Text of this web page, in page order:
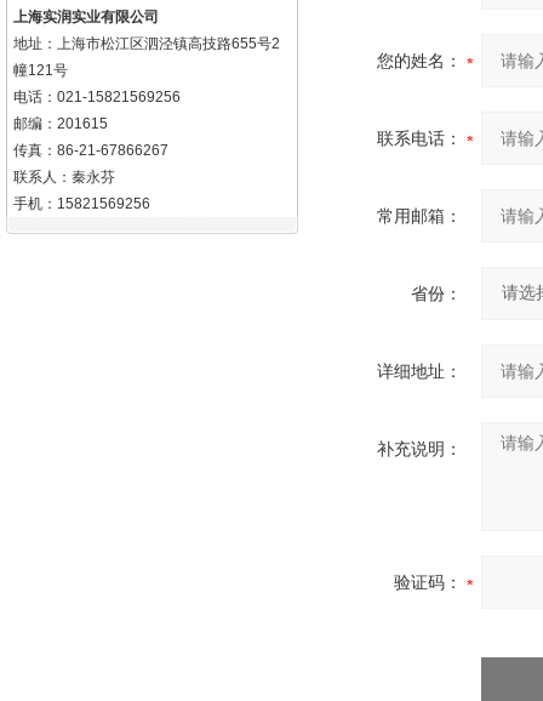
上海实润实业有限公司
地址：上海市松江区泗泾镇高技路655号2
幢121号
电话：021-15821569256
邮编：201615
传真：86-21-67866267
联系人：秦永芬
手机：15821569256
您的姓名：
联系电话：
常用邮箱：
省份：
详细地址：
补充说明：
验证码：